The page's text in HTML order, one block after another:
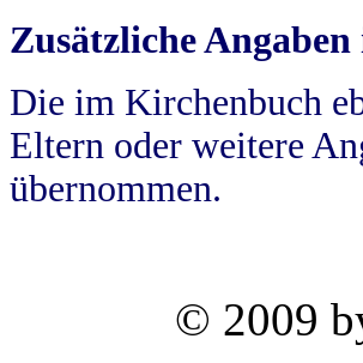
Zusätzliche
Die im Kirchenbuch
Eltern oder weitere
übernommen.
© 2009